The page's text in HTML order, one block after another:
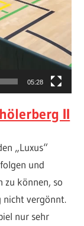
05:28
II
„Luxus“
und
zu können, so
nicht vergönnt.
nur sehr